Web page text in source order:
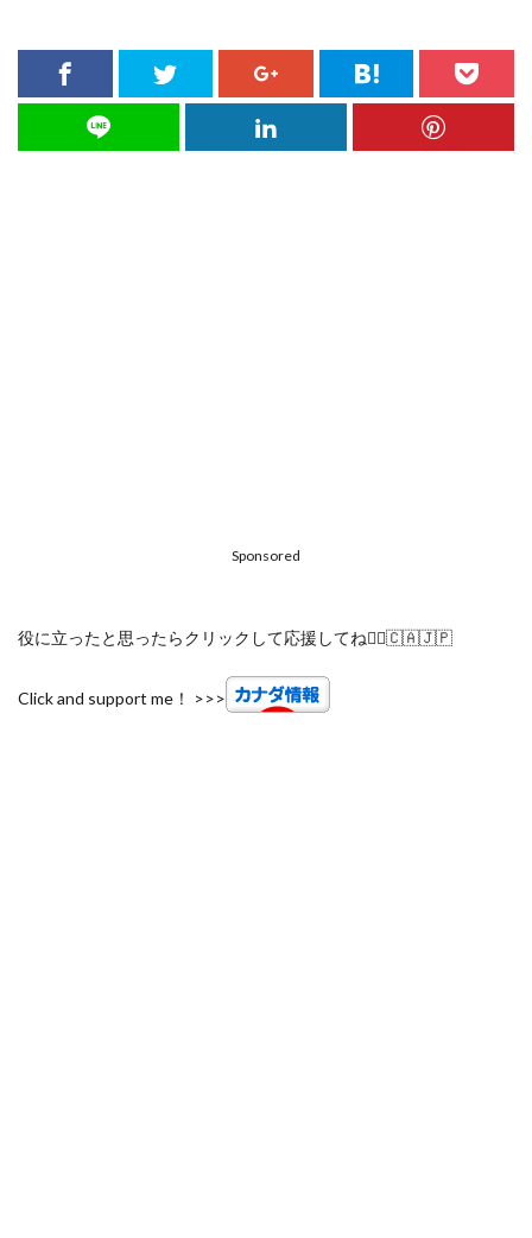
Sponsored
役に立ったと思ったらクリックして応援してね🙋‍♀️🇨🇦🇯🇵
Click and support me！ >>>